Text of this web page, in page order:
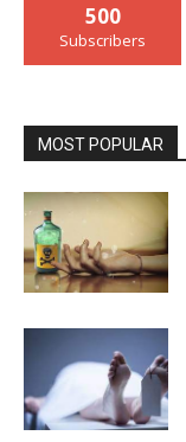
500
Subscribers
MOST POPULAR